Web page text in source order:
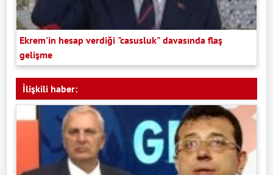
Ekrem'in hesap verdiği "casusluk" davasında flaş
gelişme
İlişkili haber: